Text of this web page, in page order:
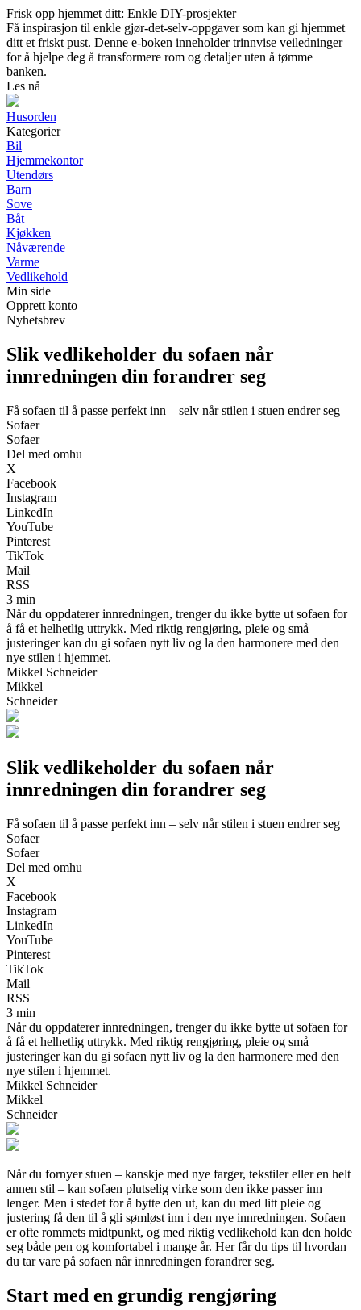
Frisk opp hjemmet ditt: Enkle DIY-prosjekter
Få inspirasjon til enkle gjør-det-selv-oppgaver som kan gi hjemmet
ditt et friskt pust. Denne e-boken inneholder trinnvise veiledninger
for å hjelpe deg å transformere rom og detaljer uten å tømme
banken.
Les nå
Husorden
Kategorier
Bil
Hjemmekontor
Utendørs
Barn
Sove
Båt
Kjøkken
Nåværende
Varme
Vedlikehold
Min side
Opprett konto
Nyhetsbrev
Slik vedlikeholder du sofaen når
innredningen din forandrer seg
Få sofaen til å passe perfekt inn – selv når stilen i stuen endrer seg
Sofaer
Sofaer
Del med omhu
X
Facebook
Instagram
LinkedIn
YouTube
Pinterest
TikTok
Mail
RSS
3 min
Når du oppdaterer innredningen, trenger du ikke bytte ut sofaen for
å få et helhetlig uttrykk. Med riktig rengjøring, pleie og små
justeringer kan du gi sofaen nytt liv og la den harmonere med den
nye stilen i hjemmet.
Mikkel Schneider
Mikkel
Schneider
Slik vedlikeholder du sofaen når
innredningen din forandrer seg
Få sofaen til å passe perfekt inn – selv når stilen i stuen endrer seg
Sofaer
Sofaer
Del med omhu
X
Facebook
Instagram
LinkedIn
YouTube
Pinterest
TikTok
Mail
RSS
3 min
Når du oppdaterer innredningen, trenger du ikke bytte ut sofaen for
å få et helhetlig uttrykk. Med riktig rengjøring, pleie og små
justeringer kan du gi sofaen nytt liv og la den harmonere med den
nye stilen i hjemmet.
Mikkel Schneider
Mikkel
Schneider
Når du fornyer stuen – kanskje med nye farger, tekstiler eller en helt
annen stil – kan sofaen plutselig virke som den ikke passer inn
lenger. Men i stedet for å bytte den ut, kan du med litt pleie og
justering få den til å gli sømløst inn i den nye innredningen. Sofaen
er ofte rommets midtpunkt, og med riktig vedlikehold kan den holde
seg både pen og komfortabel i mange år. Her får du tips til hvordan
du tar vare på sofaen når innredningen forandrer seg.
Start med en grundig rengjøring